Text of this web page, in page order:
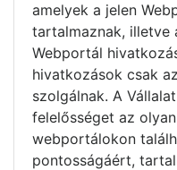
amelyek a jelen
tartalmaznak, illetve
Webportál
hivatkozások csak
szolgálnak. A
felelősséget az
webportálokon
pontosságáért,